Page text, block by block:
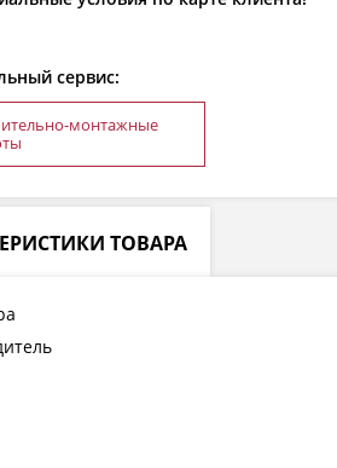
сервис:
монтажные
ТОВАРА